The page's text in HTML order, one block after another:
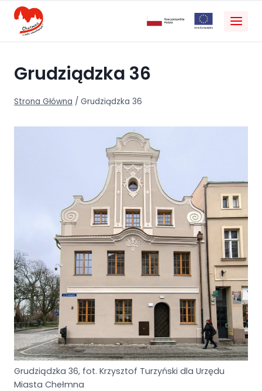
Grudziądzka 36
Strona Główna / Grudziądzka 36
Grudziądzka 36, fot. Krzysztof Turzyński dla Urzędu
Miasta Chełmna